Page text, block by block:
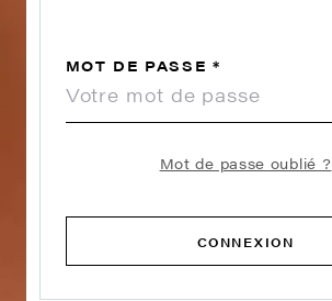
MOT DE PASSE*
Mot de passe oublié ?
CONNEXION